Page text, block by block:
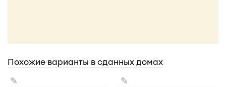
Похожие варианты в сданных домах
✎ ✎